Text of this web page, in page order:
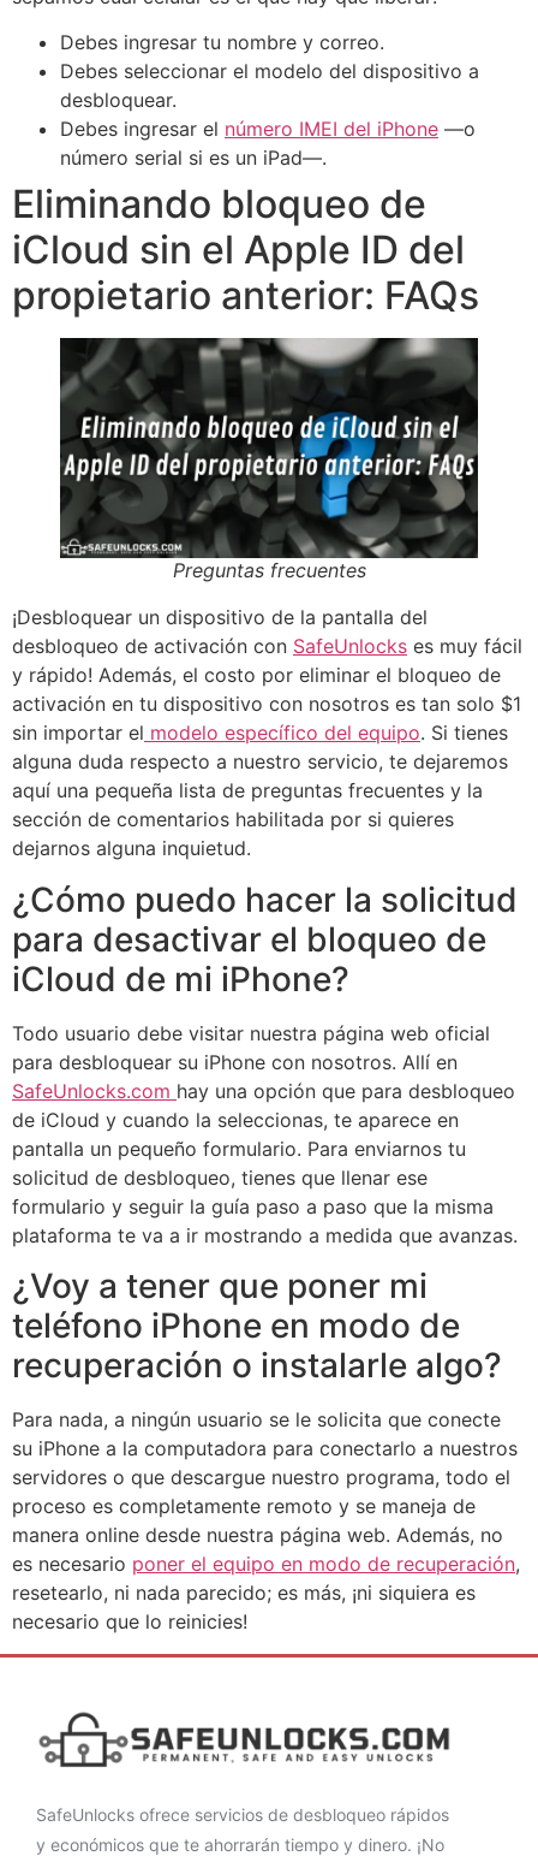
Debes ingresar tu nombre y correo.
Debes seleccionar el modelo del dispositivo a
desbloquear.
Debes ingresar el número IMEI del iPhone —o
número serial si es un iPad—.
Eliminando bloqueo de
iCloud sin el Apple ID del
propietario anterior: FAQs
Preguntas frecuentes
¡Desbloquear un dispositivo de la pantalla del
desbloqueo de activación con SafeUnlocks es muy fácil
y rápido! Además, el costo por eliminar el bloqueo de
activación en tu dispositivo con nosotros es tan solo $1
sin importar el modelo específico del equipo. Si tienes
alguna duda respecto a nuestro servicio, te dejaremos
aquí una pequeña lista de preguntas frecuentes y la
sección de comentarios habilitada por si quieres
dejarnos alguna inquietud.
¿Cómo puedo hacer la solicitud
para desactivar el bloqueo de
iCloud de mi iPhone?
Todo usuario debe visitar nuestra página web oficial
para desbloquear su iPhone con nosotros. Allí en
SafeUnlocks.com hay una opción que para desbloqueo
de iCloud y cuando la seleccionas, te aparece en
pantalla un pequeño formulario. Para enviarnos tu
solicitud de desbloqueo, tienes que llenar ese
formulario y seguir la guía paso a paso que la misma
plataforma te va a ir mostrando a medida que avanzas.
¿Voy a tener que poner mi
teléfono iPhone en modo de
recuperación o instalarle algo?
Para nada, a ningún usuario se le solicita que conecte
su iPhone a la computadora para conectarlo a nuestros
servidores o que descargue nuestro programa, todo el
proceso es completamente remoto y se maneja de
manera online desde nuestra página web. Además, no
es necesario poner el equipo en modo de recuperación,
resetearlo, ni nada parecido; es más, ¡ni siquiera es
necesario que lo reinicies!
SafeUnlocks ofrece servicios de desbloqueo rápidos
y económicos que te ahorrarán tiempo y dinero. ¡No